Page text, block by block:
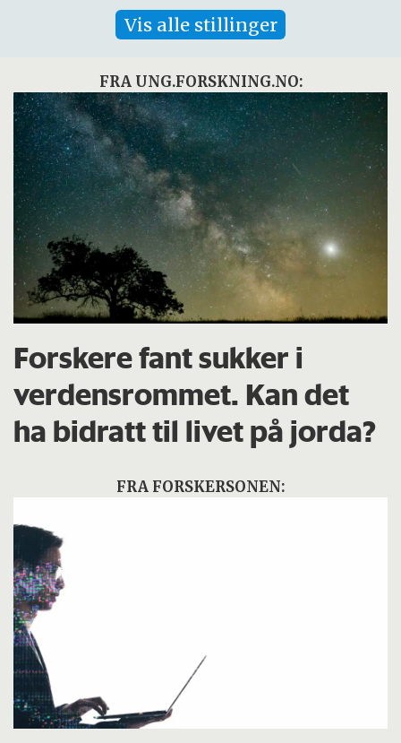
Vis alle stillinger
FRA UNG.FORSKNING.NO:
Forskere fant sukker i
verdensrommet. Kan det
ha bidratt til livet på jorda?
FRA FORSKERSONEN: